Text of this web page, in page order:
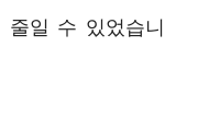
줄일 수 있었습니